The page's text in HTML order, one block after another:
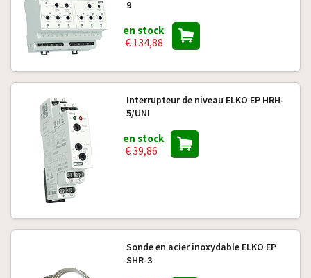
9
en stock
€ 134,88
Interrupteur de niveau ELKO EP HRH-
5/UNI
en stock
€ 39,86
Sonde en acier inoxydable ELKO EP
SHR-3